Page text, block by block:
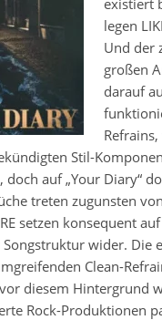
existiert
legen
Und der
großen
darauf
Stil-
doch auf „Your Diary“
treten zugunsten
setzen konsequent
wider. Die
Clean-
diesem Hintergrund
Rock-Produktionen